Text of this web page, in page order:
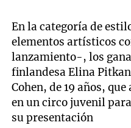
En la categoría de
elementos artísticos
lanzamiento-, los
finlandesa Elina
Cohen, de 19 años,
en un circo juvenil
su presentación